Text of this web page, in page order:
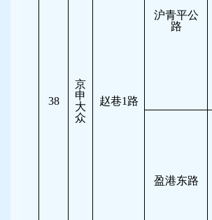
38
京
申
大
众
赵巷1路
沪青平公
路
盈港东路